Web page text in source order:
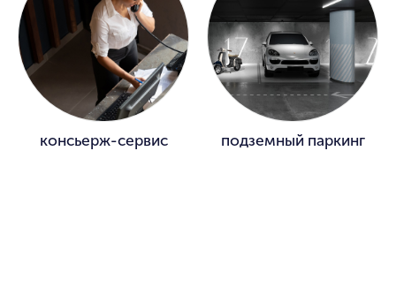
консьерж-сервис подземный паркинг